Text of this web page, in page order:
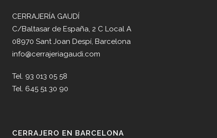
CERRAJERÍA GAUDÍ
C/Baltasar de España, 2 C Local A
08970 Sant Joan Despí, Barcelona
info@cerrajeriagaudi.com
Tel. 93 013 05 58
Tel. 645 51 30 90
CERRAJERO EN BARCELONA